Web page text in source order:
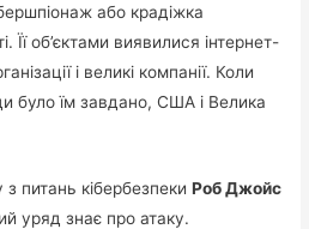
або крадіжка
Її об’єктами виявилися інтернет-
і великі компанії. Коли
було їм завдано, США і Велика
питань кібербезпекиРоб Джойс
уряд знає про атаку.